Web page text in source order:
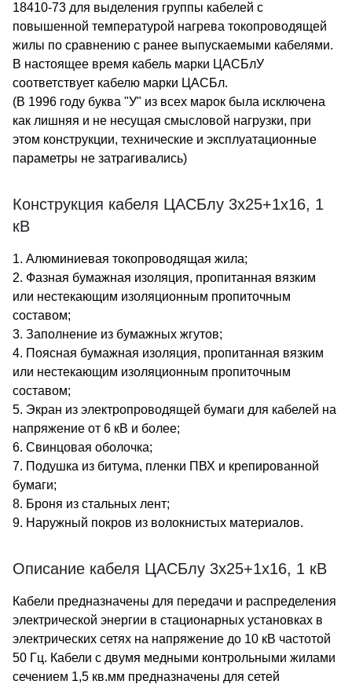
18410-73 для выделения группы кабелей с
повышенной температурой нагрева токопроводящей
жилы по сравнению с ранее выпускаемыми кабелями.
В настоящее время кабель марки ЦАСБлУ
соответствует кабелю марки ЦАСБл.
(В 1996 году буква "У" из всех марок была исключена
как лишняя и не несущая смысловой нагрузки, при
этом конструкции, технические и эксплуатационные
параметры не затрагивались)
Конструкция кабеля ЦАСБлу 3х25+1х16, 1
кВ
1. Алюминиевая токопроводящая жила;
2. Фазная бумажная изоляция, пропитанная вязким
или нестекающим изоляционным пропиточным
составом;
3. Заполнение из бумажных жгутов;
4. Поясная бумажная изоляция, пропитанная вязким
или нестекающим изоляционным пропиточным
составом;
5. Экран из электропроводящей бумаги для кабелей на
напряжение от 6 кВ и более;
6. Свинцовая оболочка;
7. Подушка из битума, пленки ПВХ и крепированной
бумаги;
8. Броня из стальных лент;
9. Наружный покров из волокнистых материалов.
Описание кабеля ЦАСБлу 3х25+1х16, 1 кВ
Кабели предназначены для передачи и распределения
электрической энергии в стационарных установках в
электрических сетях на напряжение до 10 кВ частотой
50 Гц. Кабели с двумя медными контрольными жилами
сечением 1,5 кв.мм предназначены для сетей